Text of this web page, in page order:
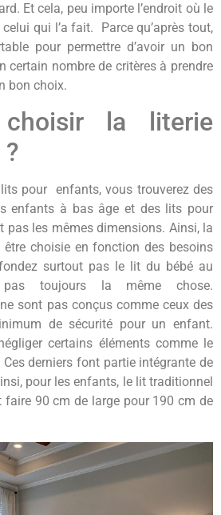
Et cela, peu importe l’endroit où le
qui l’a fait. Parce qu’après tout,
pour permettre d’avoir un bon
certain nombre de critères à prendre
bon choix.
choisir la literie
pour enfants, vous trouverez des
enfants à bas âge et des lits pour
pas les mêmes dimensions. Ainsi, la
choisie en fonction des besoins
surtout pas le lit du bébé au
pas toujours la même chose.
sont pas conçus comme ceux des
de sécurité pour un enfant.
certains éléments comme le
derniers font partie intégrante de
pour les enfants, le lit traditionnel
faire 90 cm de large pour 190 cm de